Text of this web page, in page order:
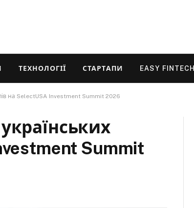
ТЕХНОЛОГІЇ СТАРТАПИ EASY FINTECH
на SelectUSA Investment Summit 2026
Summit